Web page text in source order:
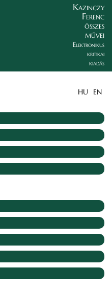
Kazinczy
Ferenc
összes
művei
Elektronikus
kritikai
kiadás
HU EN